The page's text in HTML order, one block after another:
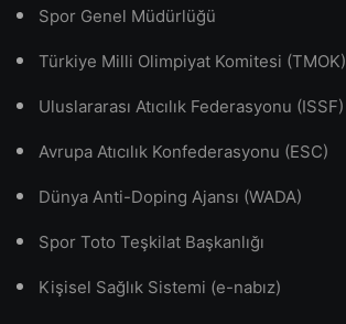
Spor Genel Müdürlüğü
Türkiye Milli Olimpiyat Komitesi (TMOK)
Uluslararası Atıcılık Federasyonu (ISSF)
Avrupa Atıcılık Konfederasyonu (ESC)
Dünya Anti-Doping Ajansı (WADA)
Spor Toto Teşkilat Başkanlığı
Kişisel Sağlık Sistemi (e-nabız)